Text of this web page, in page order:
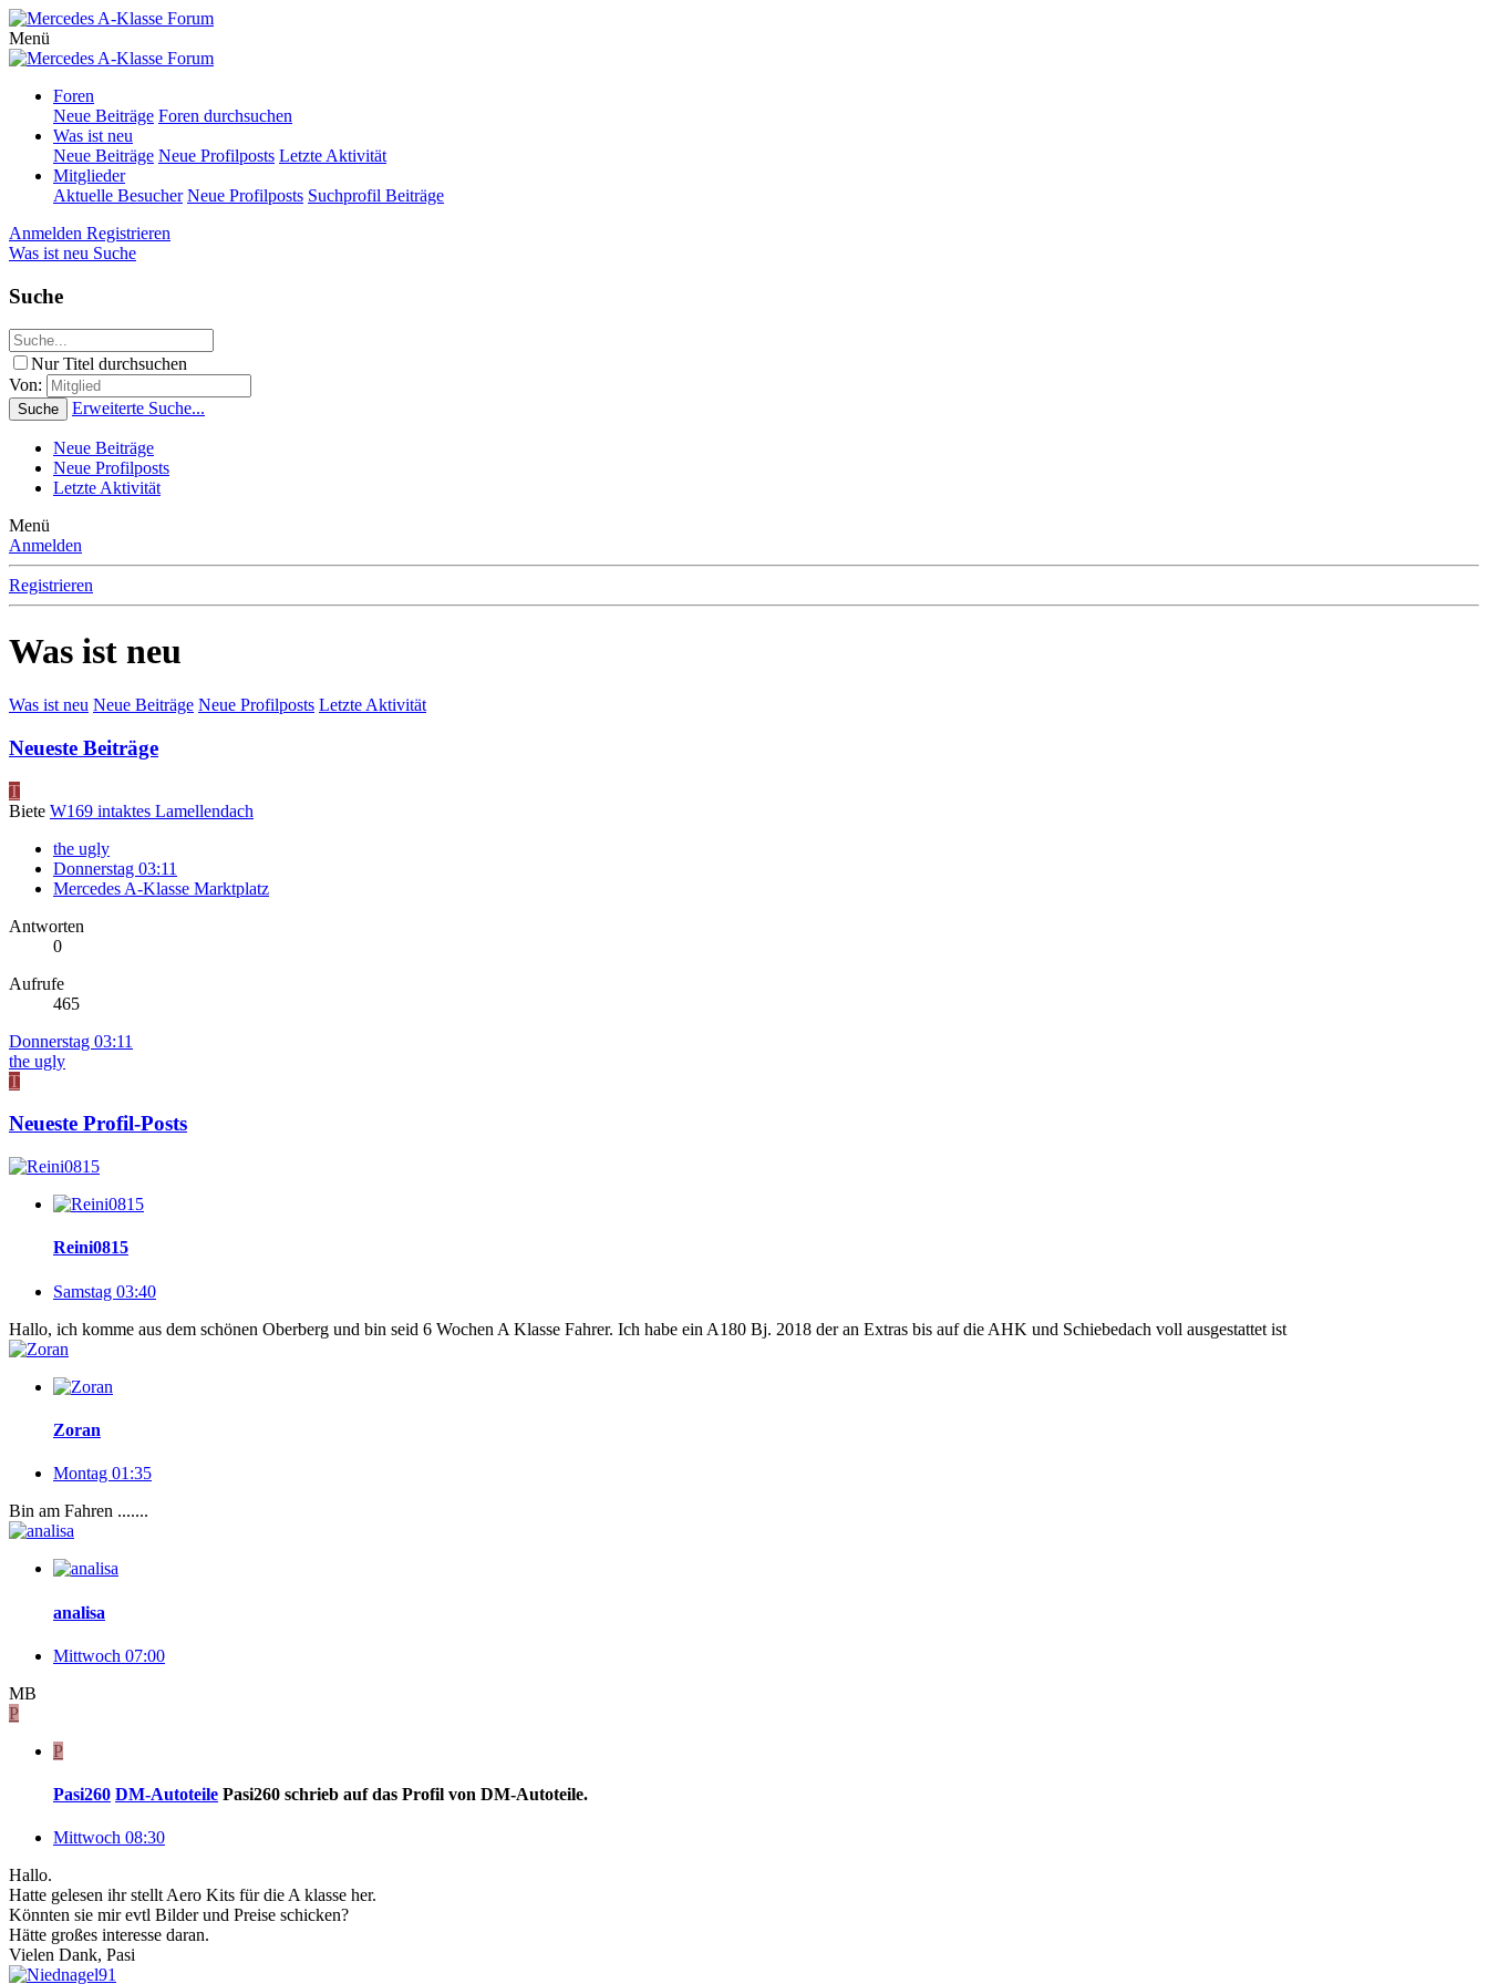
Menü
Foren
Neue Beiträge Foren durchsuchen
Was ist neu
Neue Beiträge Neue Profilposts Letzte Aktivität
Mitglieder
Aktuelle Besucher Neue Profilposts Suchprofil Beiträge
Anmelden Registrieren
Was ist neu Suche
Suche
Nur Titel durchsuchen
Von:
Suche Erweiterte Suche...
Neue Beiträge
Neue Profilposts
Letzte Aktivität
Menü
Anmelden
Registrieren
Was ist neu
Was ist neu Neue Beiträge Neue Profilposts Letzte Aktivität
Neueste Beiträge
T
Biete W169 intaktes Lamellendach
the ugly
Donnerstag 03:11
Mercedes A-Klasse Marktplatz
Antworten
0
Aufrufe
465
Donnerstag 03:11
the ugly
T
Neueste Profil-Posts
Reini0815
Samstag 03:40
Hallo, ich komme aus dem schönen Oberberg und bin seid 6 Wochen A Klasse Fahrer. Ich habe ein A180 Bj. 2018 der an Extras bis auf die AHK und Schiebedach voll ausgestattet ist
Zoran
Montag 01:35
Bin am Fahren .......
analisa
Mittwoch 07:00
MB
P
P
Pasi260 DM-Autoteile Pasi260 schrieb auf das Profil von DM-Autoteile.
Mittwoch 08:30
Hallo.
Hatte gelesen ihr stellt Aero Kits für die A klasse her.
Könnten sie mir evtl Bilder und Preise schicken?
Hätte großes interesse daran.
Vielen Dank, Pasi